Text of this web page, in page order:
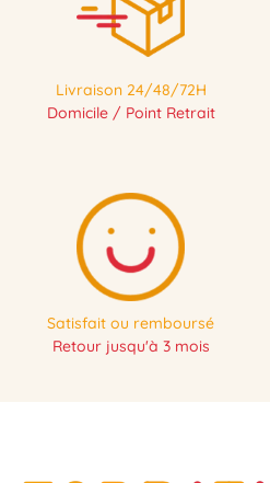
Livraison 24/48/72H
Domicile / Point Retrait
Satisfait ou remboursé
Retour jusqu'à 3 mois